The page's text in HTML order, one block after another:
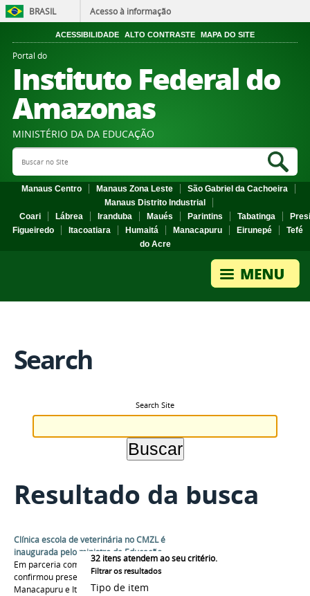
BRASIL Acesso à informação
ACESSIBILIDADE ALTO CONTRASTE MAPA DO SITE
Portal do
Instituto Federal do
Amazonas
MINISTÉRIO DA DA EDUCAÇÃO
Search Site
Manaus Centro Manaus Zona Leste
São Gabriel da Cachoeira
Manaus Distrito Industrial
Coari
Lábrea Iranduba Maués Parintins Tabatinga
Figueiredo
Itacoatiara Humaitá Manacapuru Eirunepé
Tefé
do Acre
Search
Search Site
Resultado da busca
32 itens atendem ao seu critério.
Filtrar os resultados
Tipo de item
Clínica escola de veterinária no CMZL é
inaugurada pelo ministro da Educação
Em parceria com o reitor, ministro da educação
confirmou presença na inauguração do Campus
Manacapuru e Itacoatiara